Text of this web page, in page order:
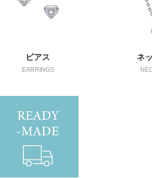
ピアス
EARRINGS
ネ